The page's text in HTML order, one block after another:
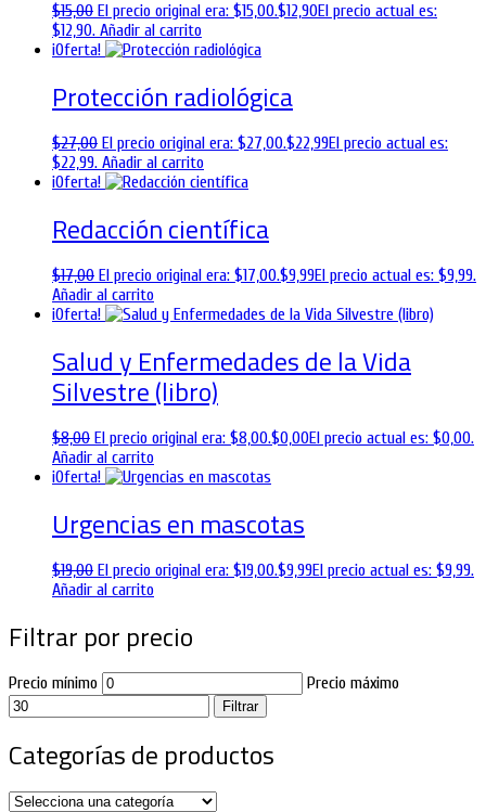
$15,00 El precio original era: $15,00.$12,90El precio actual es:
$12,90. Añadir al carrito
¡Oferta!
Protección radiológica
$27,00 El precio original era: $27,00.$22,99El precio actual es:
$22,99. Añadir al carrito
¡Oferta!
Redacción científica
$17,00 El precio original era: $17,00.$9,99El precio actual es: $9,99.
Añadir al carrito
¡Oferta!
Salud y Enfermedades de la Vida
Silvestre (libro)
$8,00 El precio original era: $8,00.$0,00El precio actual es: $0,00.
Añadir al carrito
¡Oferta!
Urgencias en mascotas
$19,00 El precio original era: $19,00.$9,99El precio actual es: $9,99.
Añadir al carrito
Filtrar por precio
Precio mínimo Precio máximo
Filtrar
Categorías de productos